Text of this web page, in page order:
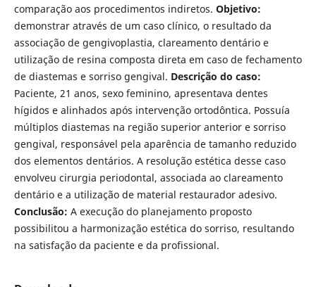
comparação aos procedimentos indiretos. Objetivo:
demonstrar através de um caso clínico, o resultado da
associação de gengivoplastia, clareamento dentário e
utilização de resina composta direta em caso de fechamento
de diastemas e sorriso gengival. Descrição do caso:
Paciente, 21 anos, sexo feminino, apresentava dentes
hígidos e alinhados após intervenção ortodôntica. Possuía
múltiplos diastemas na região superior anterior e sorriso
gengival, responsável pela aparência de tamanho reduzido
dos elementos dentários. A resolução estética desse caso
envolveu cirurgia periodontal, associada ao clareamento
dentário e a utilização de material restaurador adesivo.
Conclusão: A execução do planejamento proposto
possibilitou a harmonização estética do sorriso, resultando
na satisfação da paciente e da profissional.